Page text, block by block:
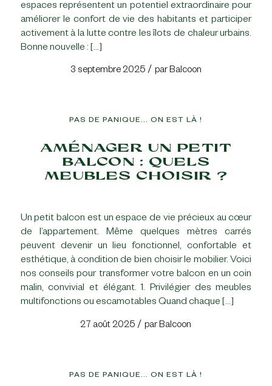
espaces représentent un potentiel extraordinaire pour
améliorer le confort de vie des habitants et participer
activement à la lutte contre les îlots de chaleur urbains.
Bonne nouvelle : […]
3 septembre 2025 / parBalcoon
PAS DE PANIQUE... ON EST LÀ !
AMÉNAGER UN PETIT
BALCON : QUELS
MEUBLES CHOISIR ?
Un petit balcon est un espace de vie précieux au cœur
de l’appartement. Même quelques mètres carrés
peuvent devenir un lieu fonctionnel, confortable et
esthétique, à condition de bien choisir le mobilier. Voici
nos conseils pour transformer votre balcon en un coin
malin, convivial et élégant. 1. Privilégier des meubles
multifonctions ou escamotables Quand chaque […]
27 août 2025 / parBalcoon
PAS DE PANIQUE... ON EST LÀ !